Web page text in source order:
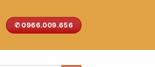
✆ 0966.009.656